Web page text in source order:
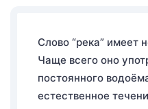
Слово “река” имеет
Чаще всего оно
постоянного
естественное